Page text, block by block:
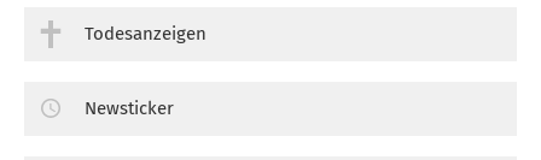
Todesanzeigen
Newsticker